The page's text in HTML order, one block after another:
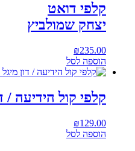
קלפי דואט
יצחק שמולביץ
₪235.00
הוספה לסל
קלפי קול הידיעה /
₪129.00
הוספה לסל